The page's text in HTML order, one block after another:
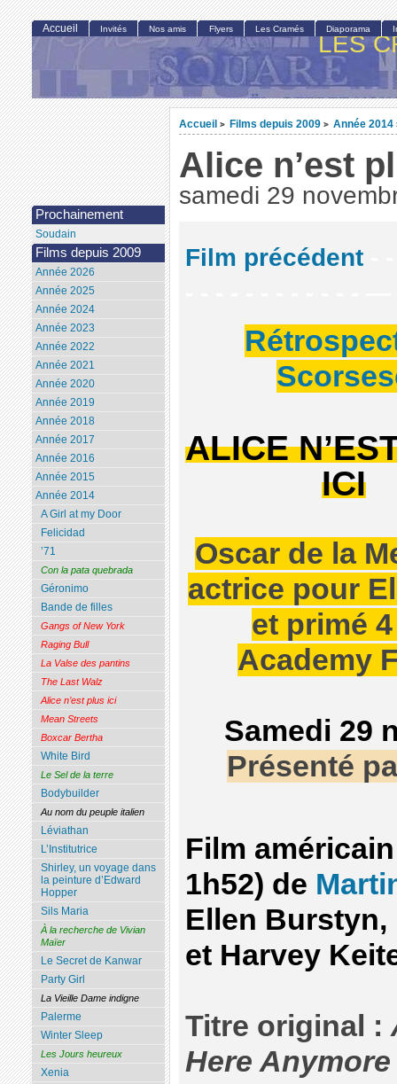
LES
Accueil > Films depuis 2009 > Année 2014
Alice n’est
samedi 29
Film précédent
ALICE
ICI
Oscar de la
actrice pour
et primé
Academy
Samedi 29
Présenté
Film
1h52) de
Ellen
et Harvey
Titre original :
Here Anymore
Accueil Invités Nos amis Flyers Les Cramés Diaporama
Prochainement
Soudain
Films depuis 2009
Année 2026
Année 2025
Année 2024
Année 2023
Année 2022
Année 2021
Année 2020
Année 2019
Année 2018
Année 2017
Année 2016
Année 2015
Année 2014
A Girl at my Door
Felicidad
’71
Con la pata quebrada
Géronimo
Bande de filles
Gangs of New York
Raging Bull
La Valse des pantins
The Last Walz
Alice n’est plus ici
Mean Streets
Boxcar Bertha
White Bird
Le Sel de la terre
Bodybuilder
Au nom du peuple italien
Léviathan
L’Institutrice
Shirley, un voyage dans
la peinture d’Edward
Hopper
Sils Maria
À la recherche de Vivian
Maïer
Le Secret de Kanwar
Party Girl
La Vieille Dame indigne
Palerme
Winter Sleep
Les Jours heureux
Xenia